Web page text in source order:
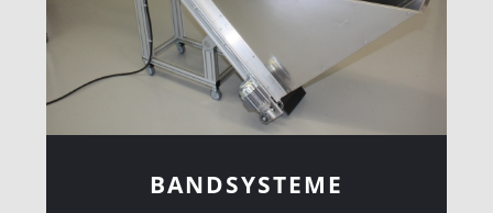
BANDSYSTEME